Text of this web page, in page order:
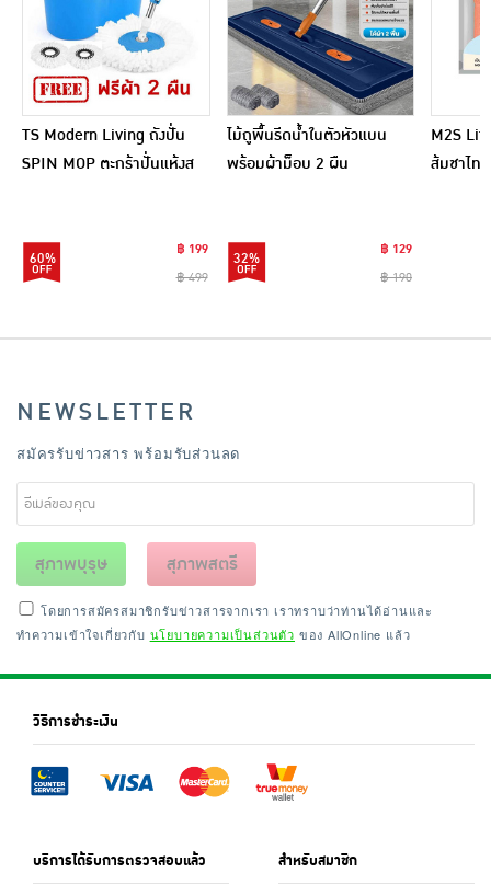
TS Modern Living ถังปั่น
SPIN MOP ตะกร้าปั่นแห้งส
60%
฿ 199
฿ 499
ไม้ถูพื้นรีดน้ำในตัวหัวแบน
พร้อมผ้าม็อบ 2 ผืน
32%
฿ 129
฿ 190
M2S
ส้มชาไท
NEWSLETTER
สมัครรับข่าวสาร พร้อมรับส่วนลด
สุภาพบุรุษ สุภาพสตรี
โดยการสมัครสมาชิกรับข่าวสารจากเรา เราทราบว่าท่านได้อ่านและ
ทำความเข้าใจเกี่ยวกับ นโยบายความเป็นส่วนตัว ของ AllOnline แล้ว
วิธีการชำระเงิน
บริการได้รับการตรวจสอบแล้ว สำหรับสมาชิก